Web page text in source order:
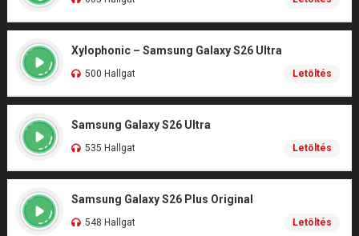
Xylophonic – Samsung Galaxy S26 Ultra
500 Hallgat Letöltés
Samsung Galaxy S26 Ultra
535 Hallgat Letöltés
Samsung Galaxy S26 Plus Original
548 Hallgat Letöltés